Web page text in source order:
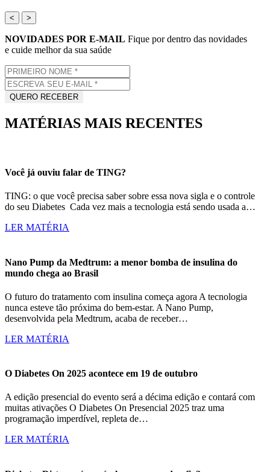
< >
NOVIDADES POR E-MAIL Fique por dentro das novidades
e cuide melhor da sua saúde
MATÉRIAS MAIS RECENTES
Você já ouviu falar de TING?
TING: o que você precisa saber sobre essa nova sigla e o controle
do seu Diabetes Cada vez mais a tecnologia está sendo usada a…
LER MATÉRIA
Nano Pump da Medtrum: a menor bomba de insulina do
mundo chega ao Brasil
O futuro do tratamento com insulina começa agora A tecnologia
nunca esteve tão próxima do bem-estar. A Nano Pump,
desenvolvida pela Medtrum, acaba de receber…
LER MATÉRIA
O Diabetes On 2025 acontece em 19 de outubro
A edição presencial do evento será a décima edição e contará com
muitas ativações O Diabetes On Presencial 2025 traz uma
programação imperdível, repleta de…
LER MATÉRIA